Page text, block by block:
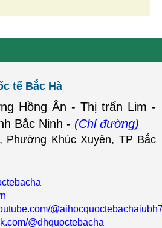
tế Bắc Hà
Hồng Ân - Thị trấn Lim -
Bắc Ninh - (Chỉ đường)
Phường Khúc Xuyên, TP Bắc
@dhquoctebacha